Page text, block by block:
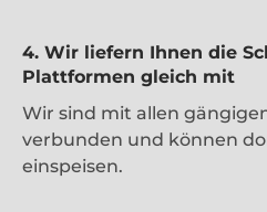
4. Wir liefern Ihnen die
Plattformen gleich mit
Wir sind mit allen
verbunden und können
einspeisen.